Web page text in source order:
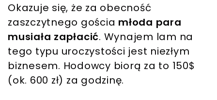
Okazuje się, że za obecność
zaszczytnego gościa młoda para
musiała zapłacić. Wynajem lam na
tego typu uroczystości jest niezłym
biznesem. Hodowcy biorą za to 150$
(ok. 600 zł) za godzinę.